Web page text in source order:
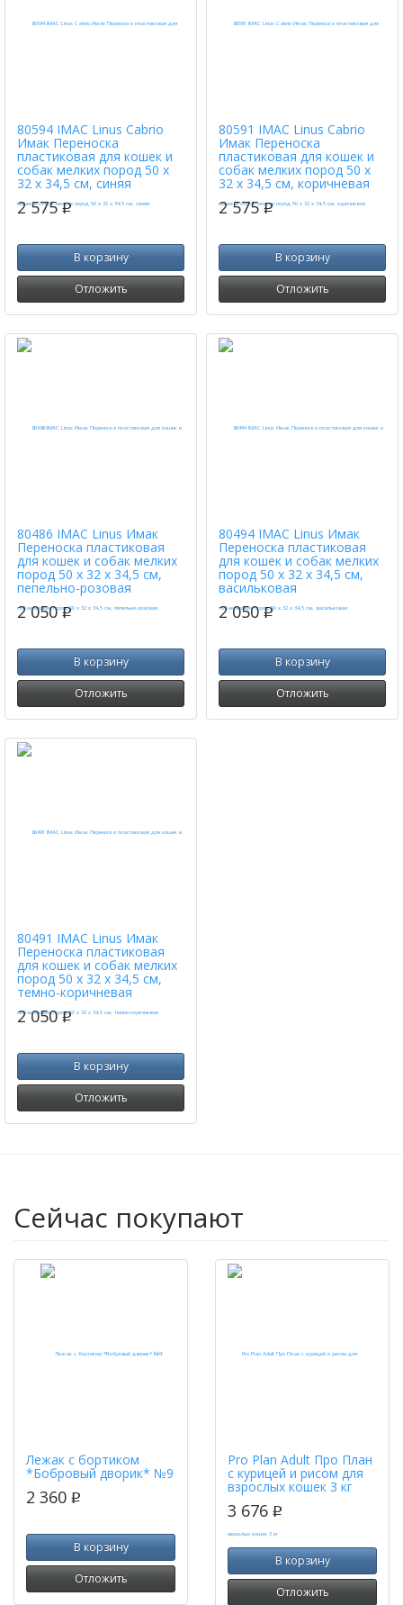
80594 IMAC Linus Cabrio
Имак Переноска
пластиковая для кошек и
собак мелких пород 50 х
32 х 34,5 см, синяя
2 575p
В корзину
Отложить
80591 IMAC Linus Cabrio
Имак Переноска
пластиковая для кошек и
собак мелких пород 50 х
32 х 34,5 см, коричневая
2 575p
В корзину
Отложить
80486 IMAC Linus Имак
Переноска пластиковая
для кошек и собак мелких
пород 50 х 32 х 34,5 см,
пепельно-розовая
2 050p
В корзину
Отложить
80494 IMAC Linus Имак
Переноска пластиковая
для кошек и собак мелких
пород 50 х 32 х 34,5 см,
васильковая
2 050p
В корзину
Отложить
80491 IMAC Linus Имак
Переноска пластиковая
для кошек и собак мелких
пород 50 х 32 х 34,5 см,
темно-коричневая
2 050p
В корзину
Отложить
Сейчас покупают
Лежак с бортиком
*Бобровый дворик* №9
2 360 p
В корзину
Отложить
Pro Plan Adult Про План
с курицей и рисом для
взрослых кошек 3 кг
3 676 p
В корзину
Отложить